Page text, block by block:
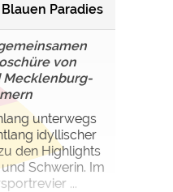
Paradies
von
Mecklenburg-
unterwegs
idyllischer
den Highlights
Schwerin. Im
...